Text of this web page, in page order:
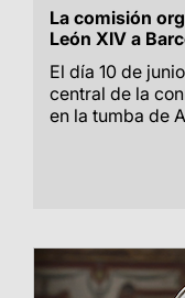
La comisión
León XIV a
El día 10 de
central de la
en la tumba de